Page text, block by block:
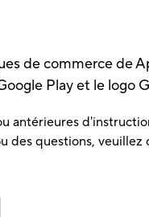
de commerce de
Play et le logo
antérieures
des questions,